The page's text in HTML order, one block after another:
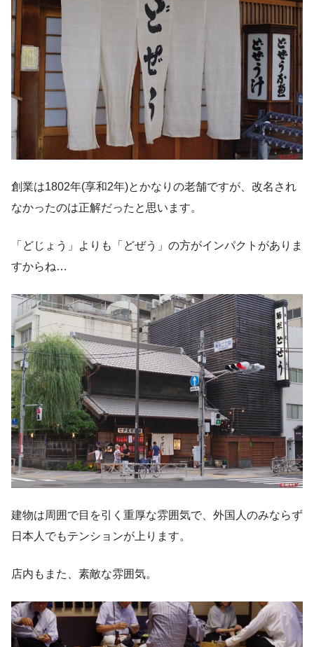
創業は1802年(享和2年)とかなりの老舗ですが、改名され
なかったのは正解だったと思います。
「どじょう」よりも「どぜう」の方がインパクトがありま
すからね…
建物は周囲で目を引く重厚な雰囲気で、外国人のみならず
日本人でもテンションが上ります。
店内もまた、素敵な雰囲気。